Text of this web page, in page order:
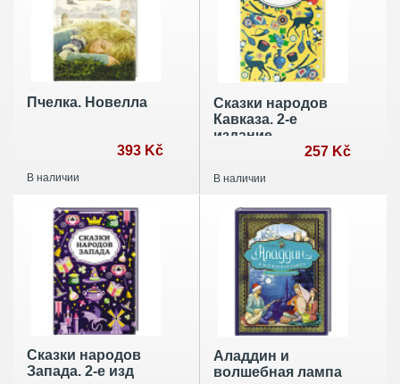
Пчелка. Новелла
393 Kč
В наличии
Сказки народов
Кавказа. 2-е
издание
257 Kč
В наличии
Сказки народов
Запада. 2-е изд
Аладдин и
волшебная лампа